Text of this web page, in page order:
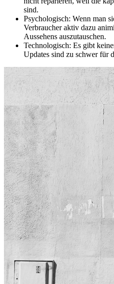
sind.
Psychologisch: Wenn man
Verbraucher aktiv dazu
Aussehens auszutauschen.
Technologisch: Es gibt
Updates sind zu schwer für